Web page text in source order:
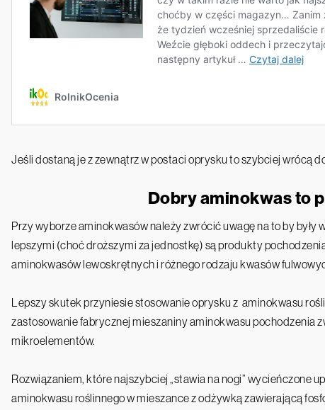
Jeśli dostaną je z zewnątrz w postaci oprysku to szybciej wrócą
Dobry aminokwas to
Przy wyborze aminokwasów należy zwrócić uwagę na to by
lepszymi (choć droższymi za jednostkę) są produkty
aminokwasów lewoskrętnych i różnego rodzaju kwasów
Lepszy skutek przyniesie stosowanie oprysku z aminokwasu
zastosowanie fabrycznej mieszaniny aminokwasu pochodzenia
mikroelementów.
Rozwiązaniem, które najszybciej „stawia na nogi” wycieńczone
aminokwasu roślinnego w mieszance z odżywką zawierającą